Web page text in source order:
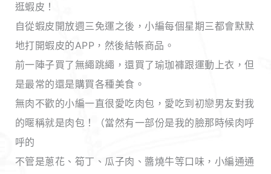
逛蝦皮！
自從蝦皮開放週三免運之後，小編每個星期三都會默默
地打開蝦皮的APP，然後結帳商品。
前一陣子買了無繩跳繩，還買了瑜珈褲跟運動上衣，但
是最常的還是購買各種美食。
無肉不歡的小編一直很愛吃肉包，愛吃到初戀男友對我
的暱稱就是肉包！（當然有一部份是我的臉那時候肉呼
呼的
不管是蔥花、筍丁、瓜子肉、醬燒牛等口味，小編通通